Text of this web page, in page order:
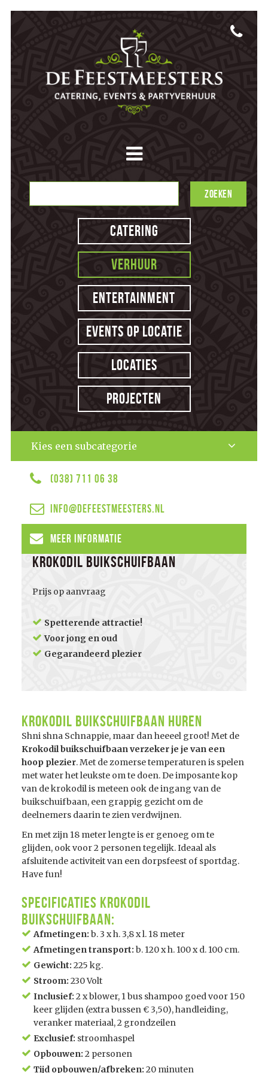
Catering
Verhuur
Entertainment
Events op locatie
Locaties
Projecten
Kies een subcategorie
(038) 711 06 38
info@defeestmeesters.nl
Meer informatie
Krokodil Buikschuifbaan
Prijs op aanvraag
Spetterende attractie!
Voor jong en oud
Gegarandeerd plezier
Krokodil Buikschuifbaan huren
Shni shna Schnappie, maar dan heeeel groot! Met de
Krokodil buikschuifbaan verzeker je je van een
hoop plezier. Met de zomerse temperaturen is spelen
met water het leukste om te doen. De imposante kop
van de krokodil is meteen ook de ingang van de
buikschuifbaan, een grappig gezicht om de
deelnemers daarin te zien verdwijnen.
En met zijn 18 meter lengte is er genoeg om te
glijden, ook voor 2 personen tegelijk. Ideaal als
afsluitende activiteit van een dorpsfeest of sportdag.
Have fun!
Specificaties Krokodil
Buikschuifbaan:
Afmetingen: b. 3 x h. 3,8 x l. 18 meter
Afmetingen transport: b. 120 x h. 100 x d. 100 cm.
Gewicht: 225 kg.
Stroom: 230 Volt
Inclusief: 2 x blower, 1 bus shampoo goed voor 150
keer glijden (extra bussen € 3,50), handleiding,
veranker materiaal, 2 grondzeilen
Exclusief: stroomhaspel
Opbouwen: 2 personen
Tijd opbouwen/afbreken: 20 minuten